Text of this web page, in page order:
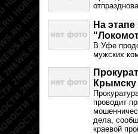
На
В Уфе
мужских
Крымску
проводит
дела,
краевой